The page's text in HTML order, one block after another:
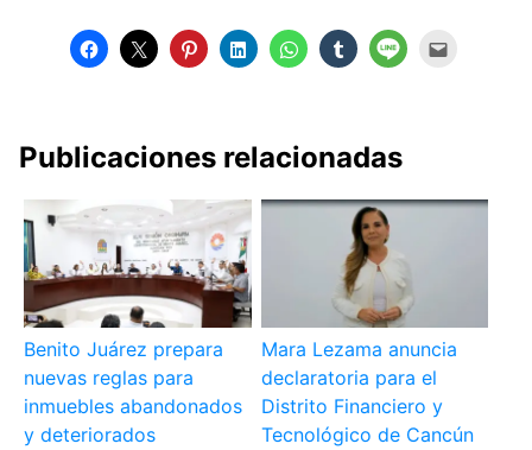
Publicaciones relacionadas
Benito Juárez prepara
nuevas reglas para
inmuebles abandonados
y deteriorados
Mara Lezama anuncia
declaratoria para el
Distrito Financiero y
Tecnológico de Cancún